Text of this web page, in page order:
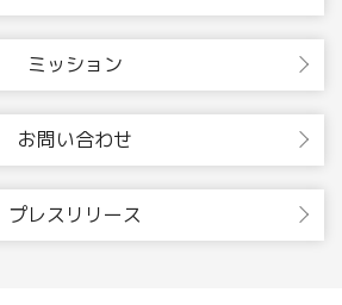
ミッション
お問い合わせ
プレスリリース